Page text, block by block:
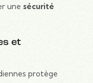
une sécurité
et
protège